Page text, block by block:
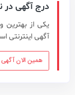
درج آگهی در
یکی از بهترین
آگهی اینترنتی
همین الان آگهی